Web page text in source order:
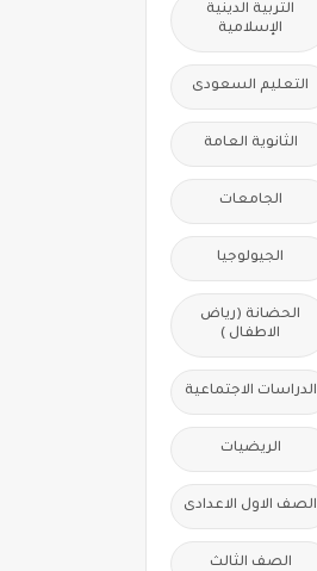
التربية الدينية
الإسلامية
التعليم السعودى
الثانوية العامة
الجامعات
الجيولوجيا
الحضانة (رياض
الاطفال )
الدراسات الاجتماعية
الريضيات
الصف الاول الاعدادى
الصف الثالث